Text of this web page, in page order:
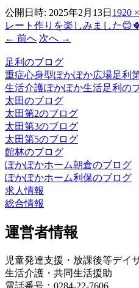
公開日時: 2025年2月13日 1920
レート作りを楽しみました
← 前へ 次へ →
足利のブログ
重症心身型ぽかぽか広場足利
生活介護ぽかぽか生活足利の
太田のブログ
太田第2のブログ
太田第3のブログ
太田第5のブログ
館林のブログ
ぽかぽかホーム朝倉のブログ
ぽかぽかホーム利保のブログ
求人情報
総合情報
運営者情報
児童発達支援・放課後等デイ
生活介護・共同生活援助
電話番号：0284-22-7606